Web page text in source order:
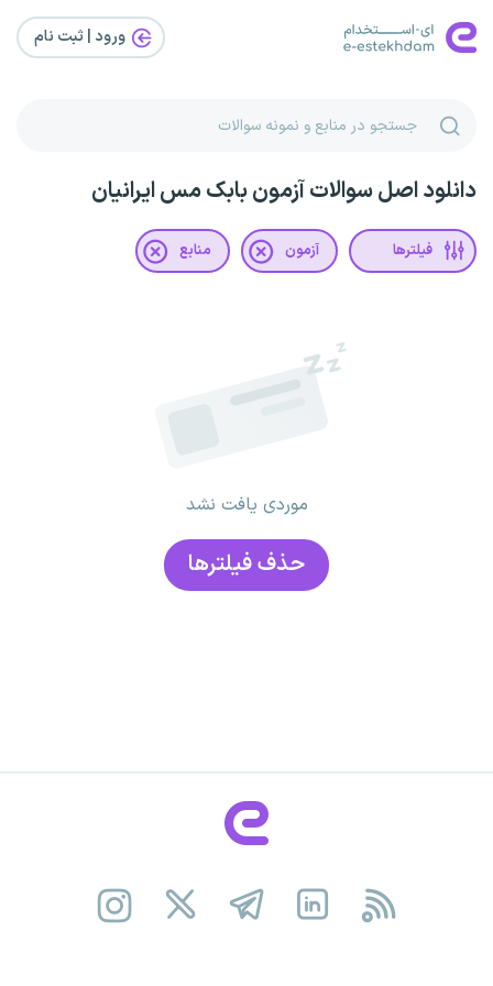
ورود | ثبت‌ نام
دانلود اصل سوالات آزمون بابک مس ایرانیان
فیلترها آزمون منابع
موردی یافت نشد
حذف فیلتر‌ها